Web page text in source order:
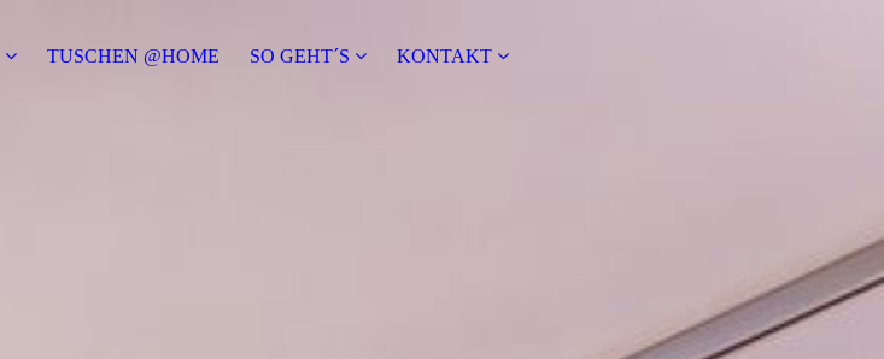
TUSCHEN @HOME SO GEHT´S KONTAKT